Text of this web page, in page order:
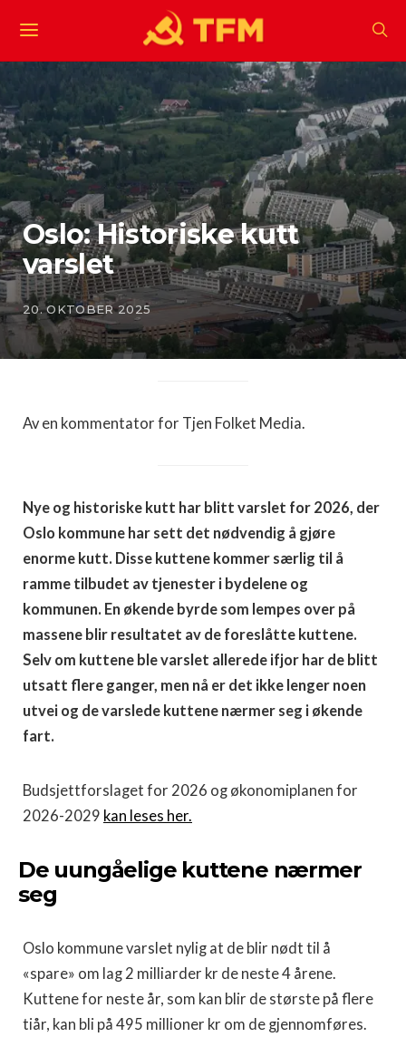
Oslo: Historiske kutt
varslet
20. OKTOBER 2025
Av en kommentator for Tjen Folket Media.
Nye og historiske kutt har blitt varslet for 2026, der
Oslo kommune har sett det nødvendig å gjøre
enorme kutt. Disse kuttene kommer særlig til å
ramme tilbudet av tjenester i bydelene og
kommunen. En økende byrde som lempes over på
massene blir resultatet av de foreslåtte kuttene.
Selv om kuttene ble varslet allerede ifjor har de blitt
utsatt flere ganger, men nå er det ikke lenger noen
utvei og de varslede kuttene nærmer seg i økende
fart.
Budsjettforslaget for 2026 og økonomiplanen for
2026-2029 kan leses her.
De uungåelige kuttene nærmer
seg
Oslo kommune varslet nylig at de blir nødt til å
«spare» om lag 2 milliarder kr de neste 4 årene.
Kuttene for neste år, som kan blir de største på flere
tiår, kan bli på 495 millioner kr om de gjennomføres.